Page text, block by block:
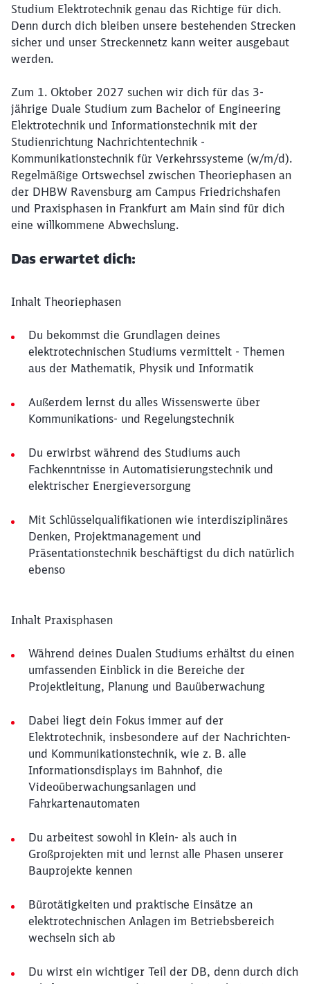
Studium Elektrotechnik genau das Richtige für dich.
Denn durch dich bleiben unsere bestehenden Strecken
sicher und unser Streckennetz kann weiter ausgebaut
werden.
Zum 1. Oktober 2027 suchen wir dich für das 3-
jährige Duale Studium zum Bachelor of Engineering
Elektrotechnik und Informationstechnik mit der
Studienrichtung Nachrichtentechnik -
Kommunikationstechnik für Verkehrssysteme (w/m/d).
Regelmäßige Ortswechsel zwischen Theoriephasen an
der DHBW Ravensburg am Campus Friedrichshafen
und Praxisphasen in Frankfurt am Main sind für dich
eine willkommene Abwechslung.
Das erwartet dich:
Inhalt Theoriephasen
Du bekommst die Grundlagen deines
elektrotechnischen Studiums vermittelt - Themen
aus der Mathematik, Physik und Informatik
Außerdem lernst du alles Wissenswerte über
Kommunikations- und Regelungstechnik
Du erwirbst während des Studiums auch
Fachkenntnisse in Automatisierungstechnik und
elektrischer Energieversorgung
Mit Schlüsselqualifikationen wie interdisziplinäres
Denken, Projektmanagement und
Präsentationstechnik beschäftigst du dich natürlich
ebenso
Inhalt Praxisphasen
Während deines Dualen Studiums erhältst du einen
umfassenden Einblick in die Bereiche der
Projektleitung, Planung und Bauüberwachung
Dabei liegt dein Fokus immer auf der
Elektrotechnik, insbesondere auf der Nachrichten-
und Kommunikationstechnik, wie z. B. alle
Informationsdisplays im Bahnhof, die
Videoüberwachungsanlagen und
Fahrkartenautomaten
Du arbeitest sowohl in Klein- als auch in
Großprojekten mit und lernst alle Phasen unserer
Bauprojekte kennen
Bürotätigkeiten und praktische Einsätze an
elektrotechnischen Anlagen im Betriebsbereich
wechseln sich ab
Du wirst ein wichtiger Teil der DB, denn durch dich